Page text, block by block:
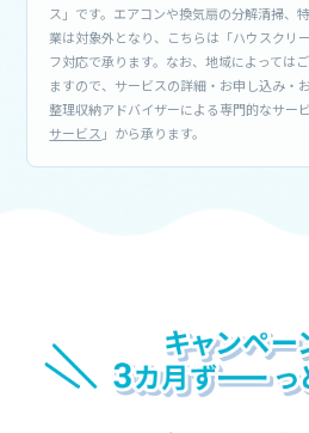
ス」です。エアコンや換気扇の分解清掃、
業は対象外となり、こちらは「ハウスクリ
フ対応で承ります。なお、地域によっては
ますので、サービスの詳細・お申し込み・
整理収納アドバイザーによる専門的なサー
サービス 」から承ります。